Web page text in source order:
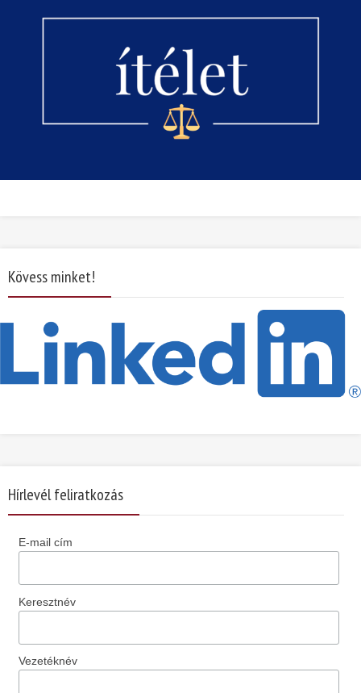
Kövess minket!
Hírlevél feliratkozás
E-mail cím
Keresztnév
Vezetéknév